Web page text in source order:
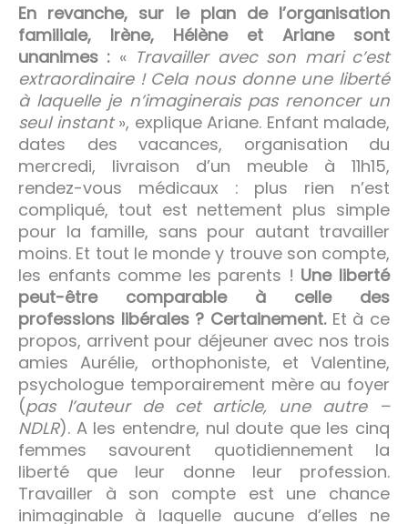
En revanche, sur le plan de l’organisation
familiale, Irène, Hélène et Ariane sont
unanimes : « Travailler avec son mari c’est
extraordinaire ! Cela nous donne une liberté
à laquelle je n’imaginerais pas renoncer un
seul instant», explique Ariane. Enfant malade,
dates des vacances, organisation du
mercredi, livraison d’un meuble à 11h15,
rendez-vous médicaux : plus rien n’est
compliqué, tout est nettement plus simple
pour la famille, sans pour autant travailler
moins. Et tout le monde y trouve son compte,
les enfants comme les parents ! Une liberté
peut-être comparable à celle des
professions libérales ? Certainement.Et à ce
propos, arrivent pour déjeuner avec nos trois
amies Aurélie, orthophoniste, et Valentine,
psychologue temporairement mère au foyer
(pas l’auteur de cet article, une autre –
NDLR). A les entendre, nul doute que les cinq
femmes savourent quotidiennement la
liberté que leur donne leur profession.
Travailler à son compte est une chance
inimaginable à laquelle aucune d’elles ne